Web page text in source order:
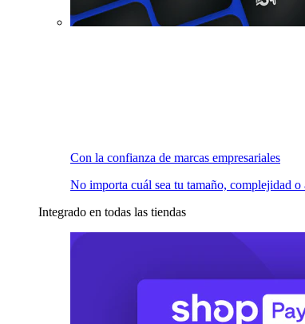
Con la confianza de marcas empresariales
No importa cuál sea tu tamaño, complejidad o
Integrado en todas las tiendas